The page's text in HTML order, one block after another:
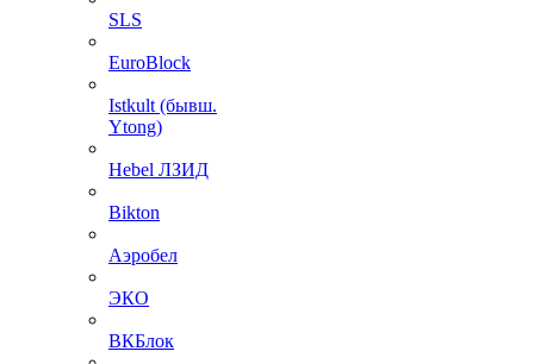
SLS
EuroBlock
Istkult (бывш.
Ytong)
Hebel ЛЗИД
Bikton
Аэробел
ЭКО
ВКБлок